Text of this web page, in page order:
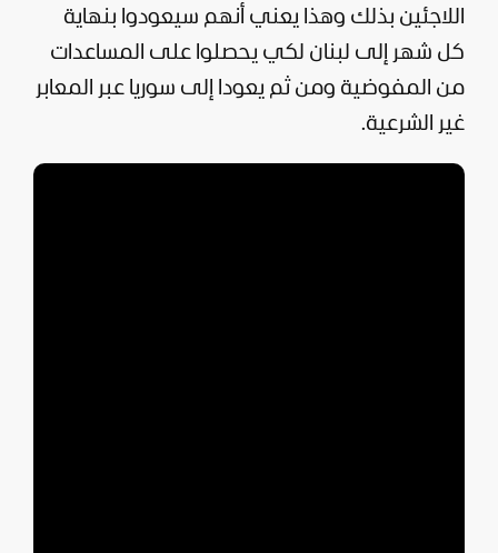
اللاجئين بذلك وهذا يعني أنهم سيعودوا بنهاية
كل شهر إلى لبنان لكي يحصلوا على المساعدات
من المفوضية ومن ثم يعودا إلى سوريا عبر المعابر
غير الشرعية.